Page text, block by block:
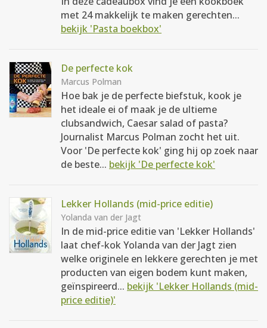
met 24 makkelijk te maken gerechten...
bekijk 'Pasta boekbox'
De perfecte kok
Marcus Polman
Hoe bak je de perfecte biefstuk, kook je
het ideale ei of maak je de ultieme
clubsandwich, Caesar salad of pasta?
Journalist Marcus Polman zocht het uit.
Voor 'De perfecte kok' ging hij op zoek naar
de beste... bekijk 'De perfecte kok'
Lekker Hollands (mid-price editie)
Yolanda van der Jagt
In de mid-price editie van 'Lekker Hollands'
laat chef-kok Yolanda van der Jagt zien
welke originele en lekkere gerechten je met
producten van eigen bodem kunt maken,
geïnspireerd... bekijk 'Lekker Hollands (mid-
price editie)'